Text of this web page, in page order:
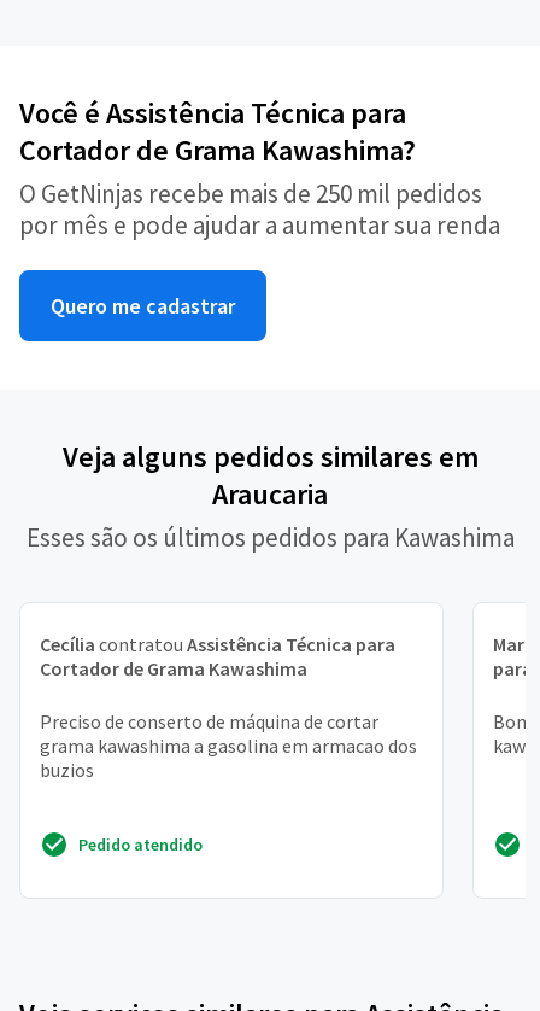
Você é Assistência Técnica para
Cortador de Grama Kawashima?
O GetNinjas recebe mais de 250 mil pedidos
por mês e pode ajudar a aumentar sua renda
Quero me cadastrar
Veja alguns pedidos similares em
Araucaria
Esses são os últimos pedidos para Kawashima
Cecília contratou Assistência Técnica para
Cortador de Grama Kawashima
Preciso de conserto de máquina de cortar
grama kawashima a gasolina em armacao dos
buzios
Pedido atendido
para